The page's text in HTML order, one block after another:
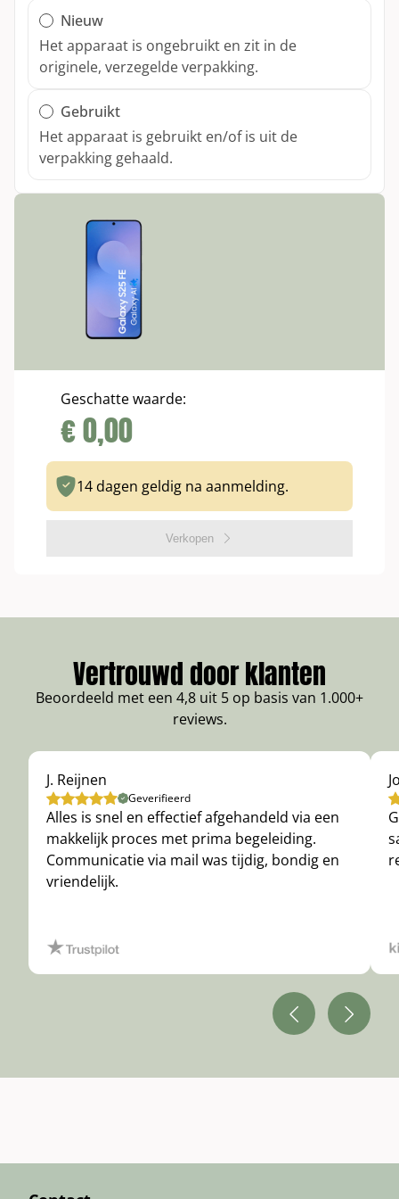
Nothing Phone (2a)
Nothing Phone (2)
Toon alle modellen
Fairphone 4
Xbox Wireless Controller
Nieuw
Het apparaat is ongebruikt en zit in de
originele, verzegelde verpakking.
Gebruikt
Het apparaat is gebruikt en/of is uit de
verpakking gehaald.
Conditie:
Geschatte waarde:
€0,00
14 dagen geldig na aanmelding.
Verkopen
Vertrouwd door klanten
Beoordeeld met een 4,8 uit 5 op basis van 1.000+
reviews.
J. Reijnen
Geverifieerd
Alles is snel en effectief afgehandeld via een
makkelijk proces met prima begeleiding.
Communicatie via mail was tijdig, bondig en
vriendelijk.